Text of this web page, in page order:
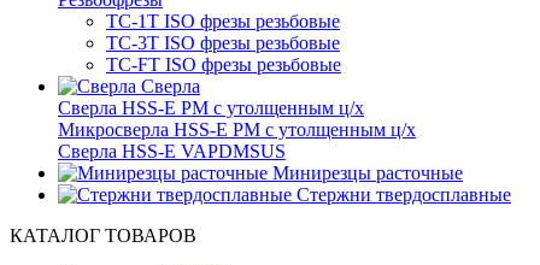
TC-1T ISO фрезы резьбовые
TC-3T ISO фрезы резьбовые
TC-FT ISO фрезы резьбовые
Сверла
Cверла HSS-E PM c утолщенным ц/х
Микросверла HSS-E PM c утолщенным ц/х
Сверла HSS-E VAPDMSUS
Минирезцы расточные
Cтержни твердосплавные
КАТАЛОГ ТОВАРОВ